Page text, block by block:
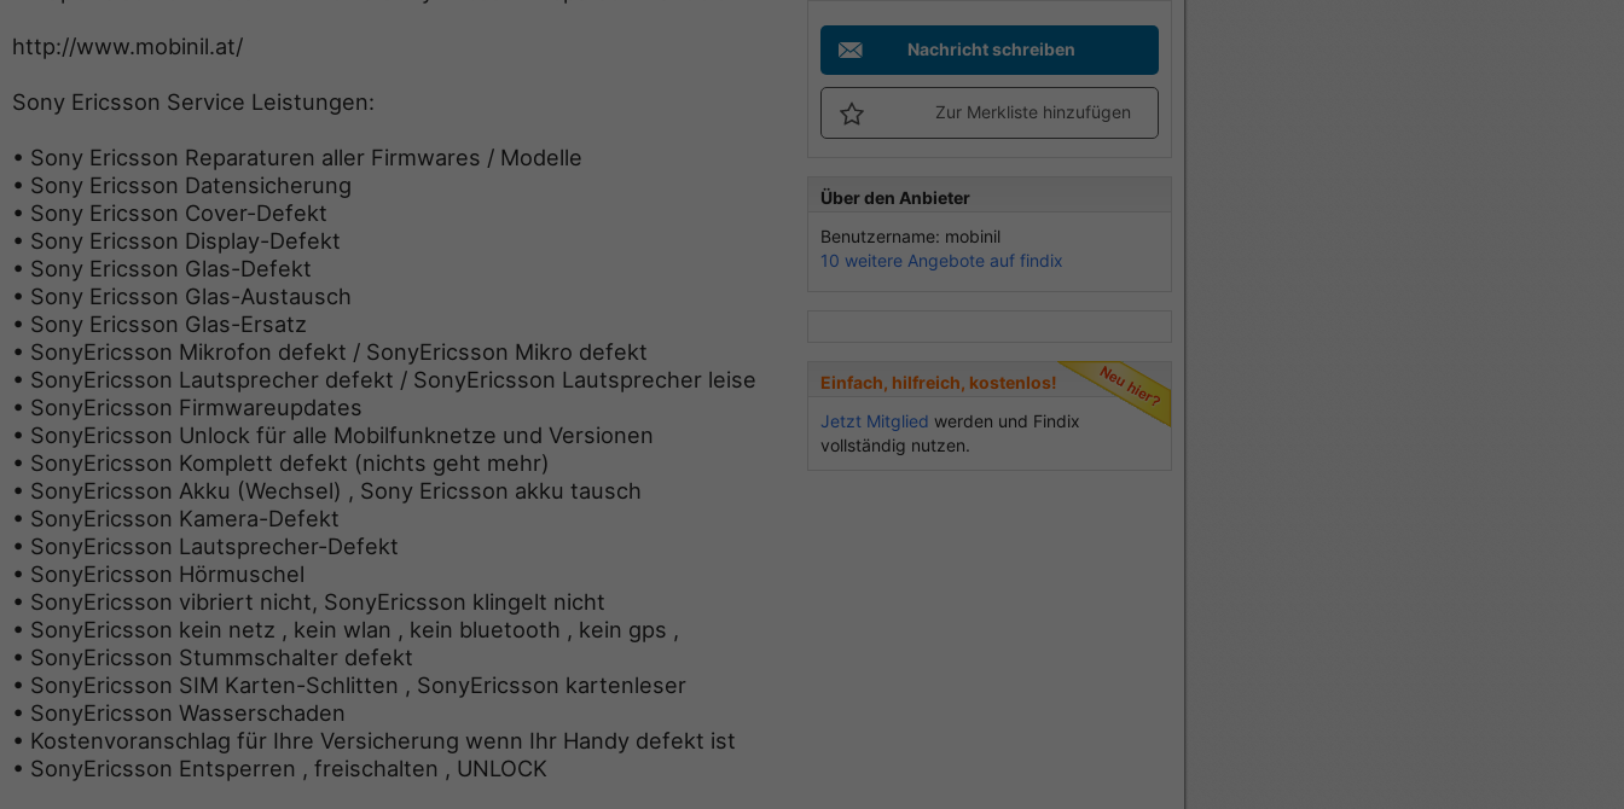
http://www.mobinil.at/
Sony Ericsson Service Leistungen:
• Sony Ericsson Reparaturen aller Firmwares / Modelle
• Sony Ericsson Datensicherung
• Sony Ericsson Cover-Defekt
• Sony Ericsson Display-Defekt
• Sony Ericsson Glas-Defekt
• Sony Ericsson Glas-Austausch
• Sony Ericsson Glas-Ersatz
• SonyEricsson Mikrofon defekt / SonyEricsson Mikro defekt
• SonyEricsson Lautsprecher defekt / SonyEricsson Lautsprecher leise
• SonyEricsson Firmwareupdates
• SonyEricsson Unlock für alle Mobilfunknetze und Versionen
• SonyEricsson Komplett defekt (nichts geht mehr)
• SonyEricsson Akku (Wechsel) , Sony Ericsson akku tausch
• SonyEricsson Kamera-Defekt
• SonyEricsson Lautsprecher-Defekt
• SonyEricsson Hörmuschel
• SonyEricsson vibriert nicht, SonyEricsson klingelt nicht
• SonyEricsson kein netz , kein wlan , kein bluetooth , kein gps ,
• SonyEricsson Stummschalter defekt
• SonyEricsson SIM Karten-Schlitten , SonyEricsson kartenleser
• SonyEricsson Wasserschaden
• Kostenvoranschlag für Ihre Versicherung wenn Ihr Handy defekt ist
• SonyEricsson Entsperren , freischalten , UNLOCK
Nachricht schreiben
Zur Merkliste hinzufügen
Über den Anbieter
Benutzername: mobinil
10 weitere Angebote auf findix
Einfach, hilfreich, kostenlos!
Jetzt Mitglied werden und Findix
vollständig nutzen.